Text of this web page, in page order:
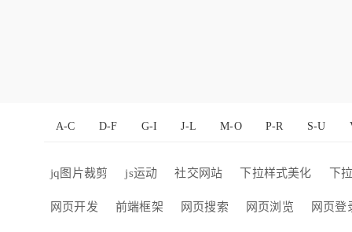
A-C D-F G-I J-L M-O P-R S-U
jq图片裁剪 js运动 社交网站 下拉样式美化 下
网页开发 前端框架 网页搜索 网页浏览 网页登